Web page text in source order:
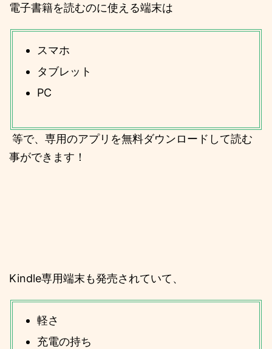
電子書籍を読むのに使える端末は
スマホ
タブレット
PC
等で、専用のアプリを無料ダウンロードして読む
事ができます！
Kindle専用端末も発売されていて、
軽さ
充電の持ち